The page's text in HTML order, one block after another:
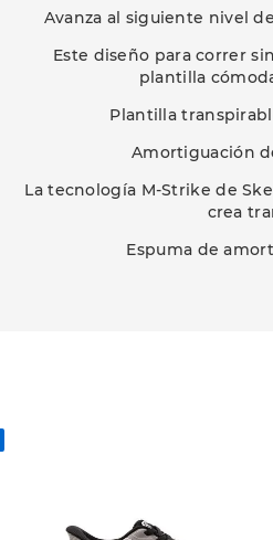
Avanza al siguiente nivel
Este diseño para correr
plantilla
Plantilla
Amortiguación
La tecnología M-Strike de
crea
Espuma de